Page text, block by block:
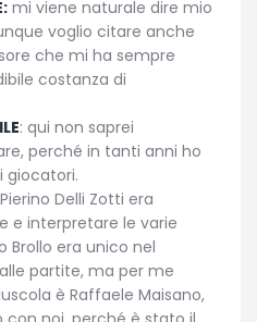
mi viene naturale dire mio
voglio citare anche
che mi ha sempre
costanza di
: qui non saprei
perché in tanti anni ho
giocatori.
Delli Zotti era
e interpretare le varie
Brollo era unico nel
partite, ma per me
è Raffaele Maisano,